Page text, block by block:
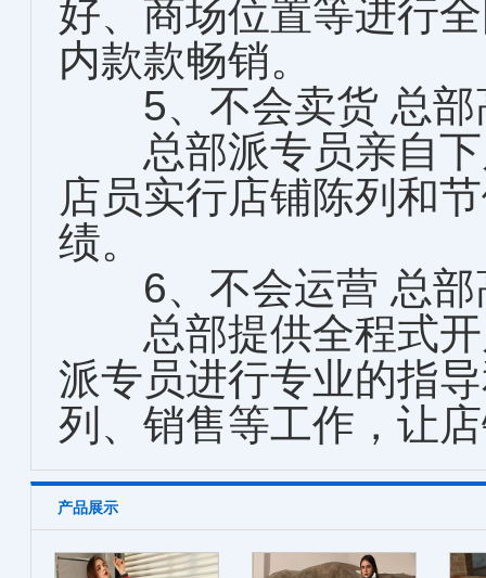
好、商场位置等进行
内款款畅销。
5、不会卖货 总部
总部派专员亲自下
店员实行店铺陈列和
绩。
6、不会运营 总部
总部提供全程式开
派专员进行专业的指
列、销售等工作，让
产品展示